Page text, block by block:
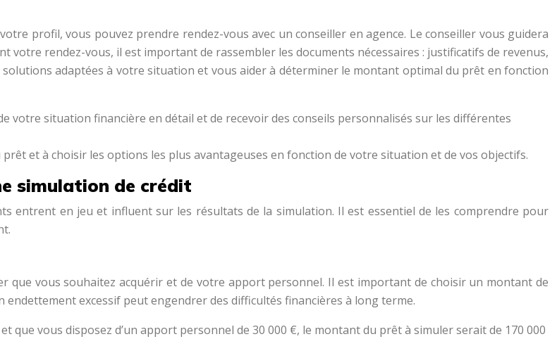
profil, vous pouvez prendre rendez-vous avec un conseiller en agence. Le conseiller vous guidera
votre rendez-vous, il est important de rassembler les documents nécessaires : justificatifs de revenus,
adaptées à votre situation et vous aider à déterminer le montant optimal du prêt en fonction
votre situation financière en détail et de recevoir des conseils personnalisés sur les différentes
et à choisir les options les plus avantageuses en fonction de votre situation et de vos objectifs.
simulation de crédit
entrent en jeu et influent sur les résultats de la simulation. Il est essentiel de les comprendre pour
vous souhaitez acquérir et de votre apport personnel. Il est important de choisir un montant de
excessif peut engendrer des difficultés financières à long terme.
que vous disposez d’un apport personnel de 30 000 €, le montant du prêt à simuler serait de 170 000